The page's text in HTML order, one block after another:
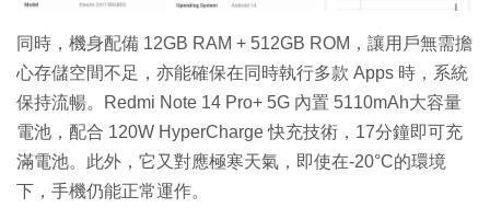
同時，機身配備 12GB RAM + 512GB ROM，讓用戶無需擔
心存儲空間不足，亦能確保在同時執行多款 Apps 時，系統
保持流暢。Redmi Note 14 Pro+ 5G 內置 5110mAh大容量
電池，配合 120W HyperCharge 快充技術，17分鐘即可充
滿電池。此外，它又對應極寒天氣，即使在-20°C的環境
下，手機仍能正常運作。